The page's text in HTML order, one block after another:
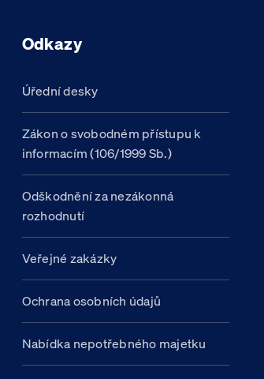
Odkazy
Úřední desky
Zákon o svobodném přístupu k
informacím (106/1999 Sb.)
Odškodnění za nezákonná
rozhodnutí
Veřejné zakázky
Ochrana osobních údajů
Nabídka nepotřebného majetku